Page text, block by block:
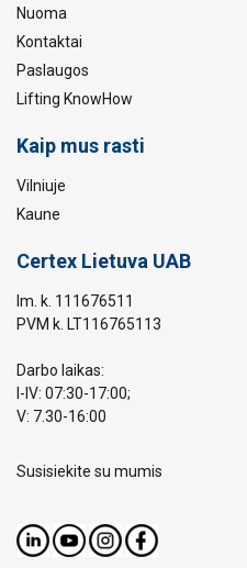
Nuoma
Kontaktai
Paslaugos
Lifting KnowHow
Kaip mus rasti
Vilniuje
Kaune
Certex Lietuva UAB
Im. k. 111676511
PVM k. LT116765113
Darbo laikas:
I-IV: 07:30-17:00;
V: 7.30-16:00
Susisiekite su mumis